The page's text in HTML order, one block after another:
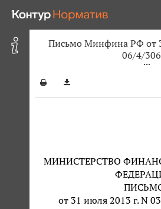
Письмо Минфина РФ от
06/4/
МИНИСТЕРСТВО
от 31 июля 2013 г. N